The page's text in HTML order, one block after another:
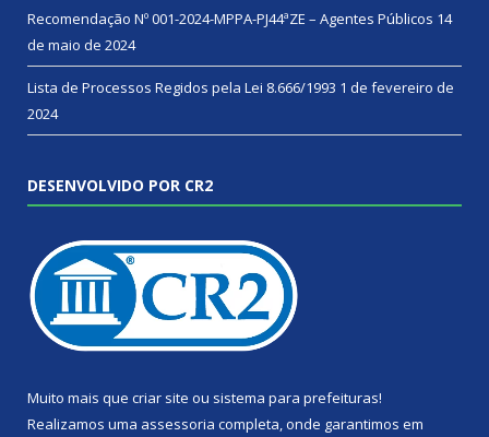
Recomendação Nº 001-2024-MPPA-PJ44ªZE – Agentes Públicos 14
de maio de 2024
Lista de Processos Regidos pela Lei 8.666/1993 1 de fevereiro de
2024
DESENVOLVIDO POR CR2
Muito mais que criar site ou sistema para prefeituras!
Realizamos uma assessoria completa, onde garantimos em